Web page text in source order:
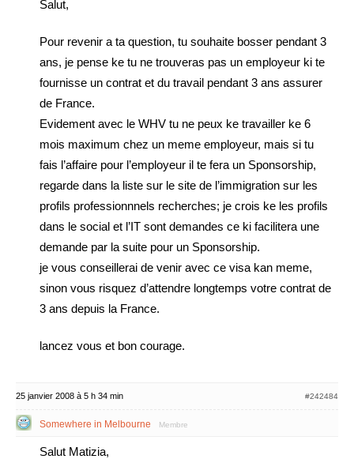
Salut,
Pour revenir a ta question, tu souhaite bosser pendant 3
ans, je pense ke tu ne trouveras pas un employeur ki te
fournisse un contrat et du travail pendant 3 ans assurer
de France.
Evidement avec le WHV tu ne peux ke travailler ke 6
mois maximum chez un meme employeur, mais si tu
fais l’affaire pour l’employeur il te fera un Sponsorship,
regarde dans la liste sur le site de l’immigration sur les
profils professionnnels recherches; je crois ke les profils
dans le social et l’IT sont demandes ce ki facilitera une
demande par la suite pour un Sponsorship.
je vous conseillerai de venir avec ce visa kan meme,
sinon vous risquez d’attendre longtemps votre contrat de
3 ans depuis la France.
lancez vous et bon courage.
25 janvier 2008 à 5 h 34 min #242484
Somewhere in Melbourne Membre
Salut Matizia,